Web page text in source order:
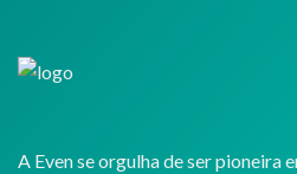
A Even se orgulha de ser pioneira